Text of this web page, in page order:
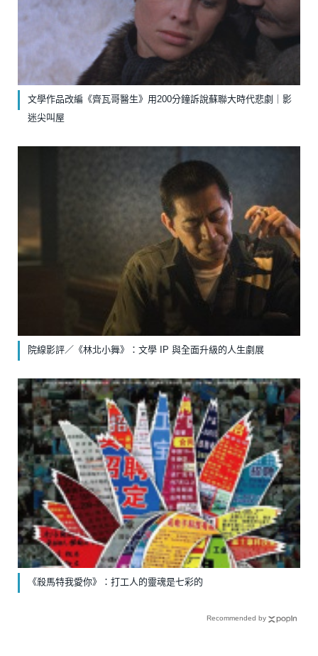
文學作品改編《齊瓦哥醫生》￼用200分鐘訴說蘇聯大時代悲劇｜影
迷尖叫屋
院線影評／《林北小舞》：文學 IP 與全面升級的人生劇展
《殺馬特我愛你》：打工人的靈魂是七彩的
Recommended by